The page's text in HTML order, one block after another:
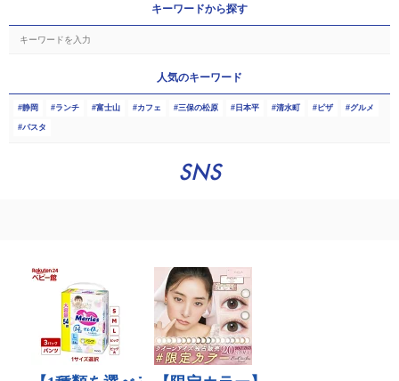
キーワードから探す
人気のキーワード
静岡 ランチ 富士山 カフェ 三保の松原 日本平 清水町 ピザ グルメ
パスタ
SNS